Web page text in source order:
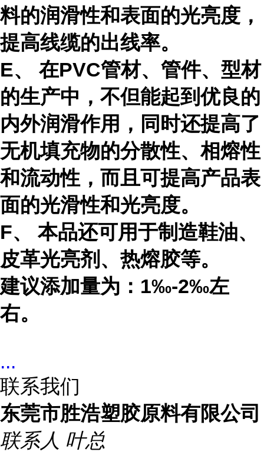
料的润滑性和表面的光亮度，
提高线缆的出线率。
E、 在PVC管材、管件、型材
的生产中，不但能起到优良的
内外润滑作用，同时还提高了
无机填充物的分散性、相熔性
和流动性，而且可提高产品表
面的光滑性和光亮度。
F、 本品还可用于制造鞋油、
皮革光亮剂、热熔胶等。
建议添加量为：1‰-2‰左
右。
...
联系我们
东莞市胜浩塑胶原料有限公司
联系人 叶总